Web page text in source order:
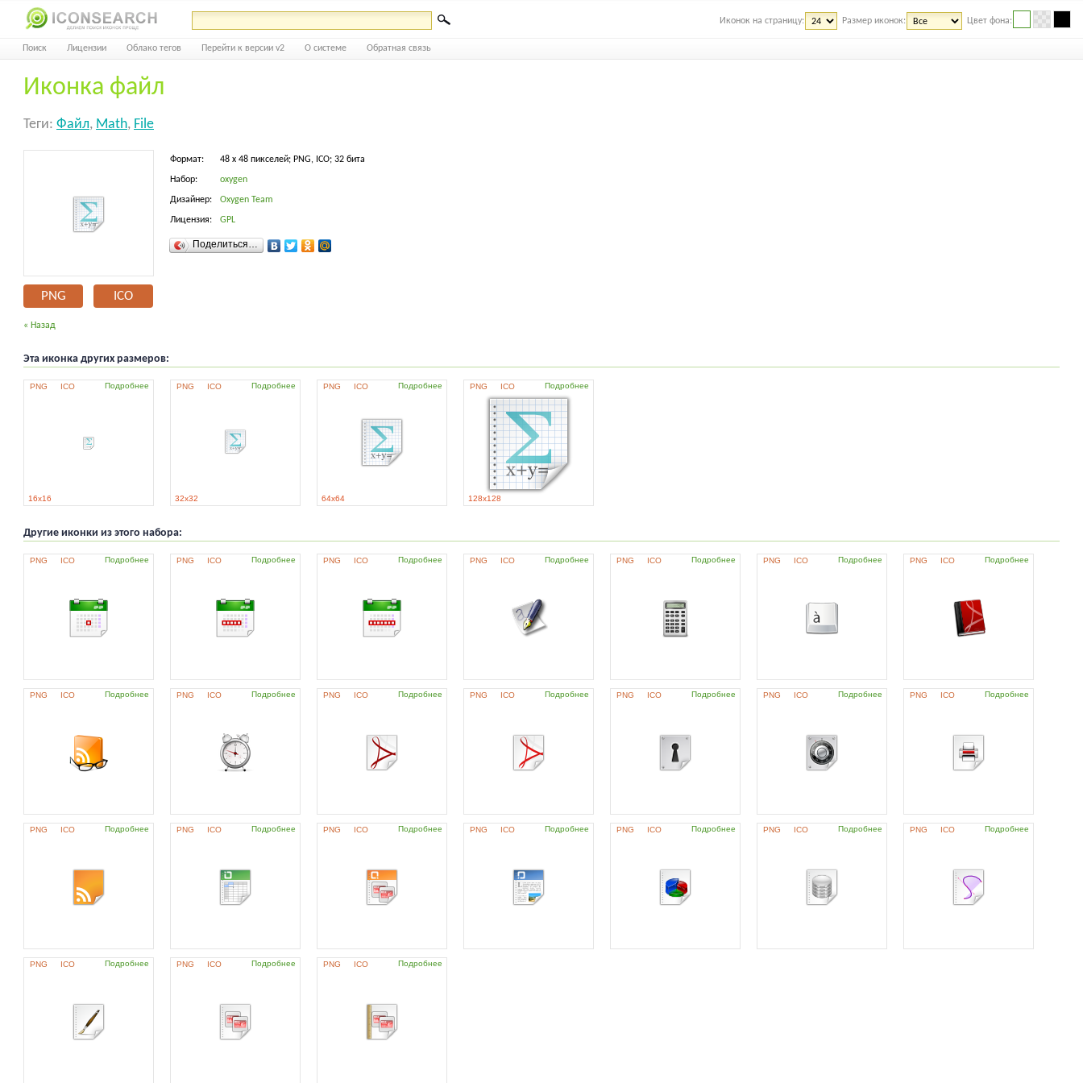
Иконок на страницу: Размер иконок: Цвет фона:
Поиск Лицензии Облако тегов Перейти к версии v2 О системе Обратная связь
Иконка файл
Теги: Файл, Math, File
PNG ICO
Формат: 48 x 48 пикселей; PNG, ICO; 32 бита
Набор: oxygen
Дизайнер: Oxygen Team
Лицензия: GPL
Поделиться…
« Назад
Эта иконка других размеров:
PNG ICO Подробнее
16x16
PNG ICO Подробнее
32x32
PNG ICO Подробнее
64x64
PNG ICO Подробнее
128x128
Другие иконки из этого набора:
PNG ICO Подробнее PNG ICO Подробнее PNG ICO Подробнее PNG ICO Подробнее PNG ICO Подробнее PNG ICO Подробнее PNG ICO Подробнее
PNG ICO Подробнее PNG ICO Подробнее PNG ICO Подробнее PNG ICO Подробнее PNG ICO Подробнее PNG ICO Подробнее PNG ICO Подробнее
PNG ICO Подробнее PNG ICO Подробнее PNG ICO Подробнее PNG ICO Подробнее PNG ICO Подробнее PNG ICO Подробнее PNG ICO Подробнее
PNG ICO Подробнее PNG ICO Подробнее PNG ICO Подробнее